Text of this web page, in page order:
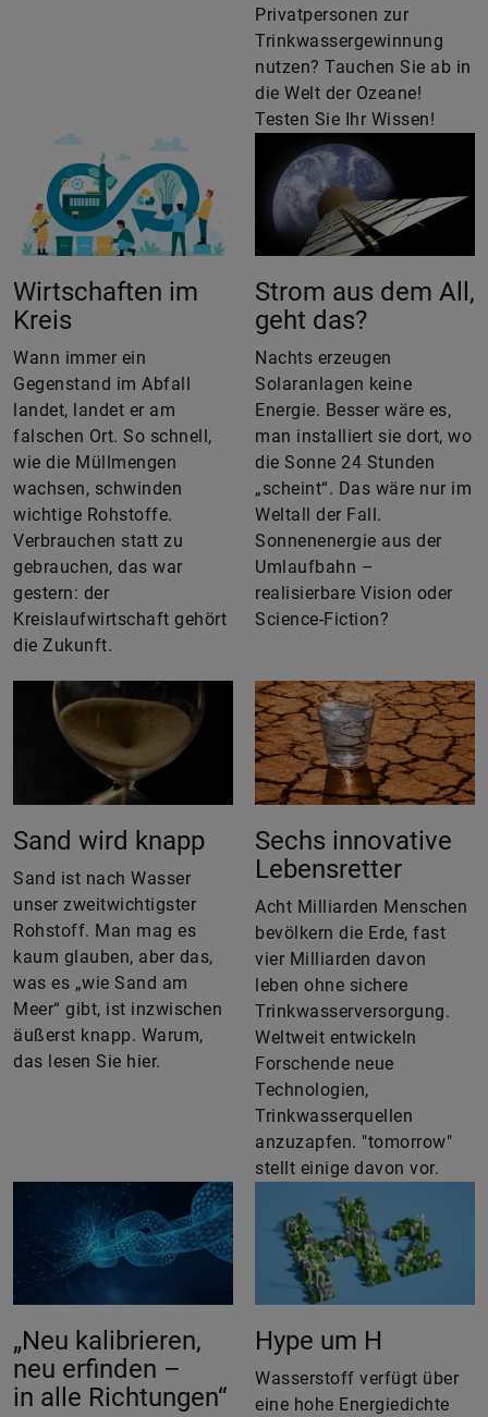
Privatpersonen zur
Trinkwassergewinnung
nutzen? Tauchen Sie ab in
die Welt der Ozeane!
Testen Sie Ihr Wissen!
Wirtschaften im
Kreis
Wann immer ein
Gegenstand im Abfall
landet, landet er am
falschen Ort. So schnell,
wie die Müllmengen
wachsen, schwinden
wichtige Rohstoffe.
Verbrauchen statt zu
gebrauchen, das war
gestern: der
Kreislaufwirtschaft gehört
die Zukunft.
Strom aus dem All,
geht das?
Nachts erzeugen
Solaranlagen keine
Energie. Besser wäre es,
man installiert sie dort, wo
die Sonne 24 Stunden
„scheint“. Das wäre nur im
Weltall der Fall.
Sonnenenergie aus der
Umlaufbahn –
realisierbare Vision oder
Science-Fiction?
Sand wird knapp
Sand ist nach Wasser
unser zweitwichtigster
Rohstoff. Man mag es
kaum glauben, aber das,
was es „wie Sand am
Meer“ gibt, ist inzwischen
äußerst knapp. Warum,
das lesen Sie hier.
Sechs innovative
Lebensretter
Acht Milliarden Menschen
bevölkern die Erde, fast
vier Milliarden davon
leben ohne sichere
Trinkwasserversorgung.
Weltweit entwickeln
Forschende neue
Technologien,
Trinkwasserquellen
anzuzapfen. "tomorrow"
stellt einige davon vor.
„Neu kalibrieren,
neu erfinden –
in alle Richtungen“
Hype um H
Wasserstoff verfügt über
eine hohe Energiedichte